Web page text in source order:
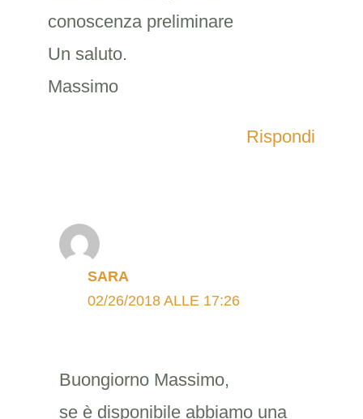
conoscenza preliminare
Un saluto.
Massimo
Rispondi
SARA
02/26/2018 ALLE 17:26
Buongiorno Massimo,
se è disponibile abbiamo una